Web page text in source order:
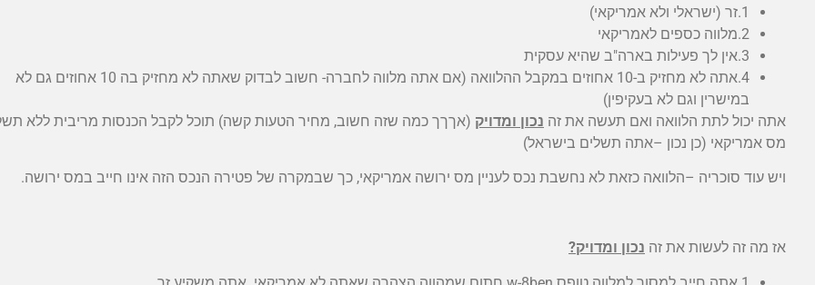
1.זר (ישראלי ולא אמריקאי)
2.מלווה כספים לאמריקאי
3.אין לך פעילות בארה"ב שהיא עסקית
4.אתה לא מחזיק ב-10 אחוזים במקבל ההלוואה (אם אתה מלווה לחברה- חשוב לבדוק שאתה לא מחזיק בה 10 אחוזים גם לא
במישרין וגם לא בעקיפין)
אתה יכול לתת הלוואה ואם תעשה את זה נכון ומדויק (אךךך כמה שזה חשוב, מחיר הטעות קשה) תוכל לקבל הכנסות מריבית ללא
מס אמריקאי (כן נכון –אתה תשלים בישראל)
ויש עוד סוכריה –הלוואה כזאת לא נחשבת נכס לעניין מס ירושה אמריקאי, כך שבמקרה של פטירה הנכס הזה אינו חייב במס ירושה.
אז מה זה לעשות את זה נכון ומדויק?